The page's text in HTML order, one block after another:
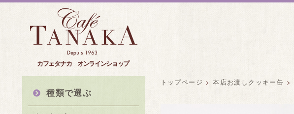
カフェタナカ オンラインショップ
種類で選ぶ
トップページ >本店お渡しクッキー缶 >